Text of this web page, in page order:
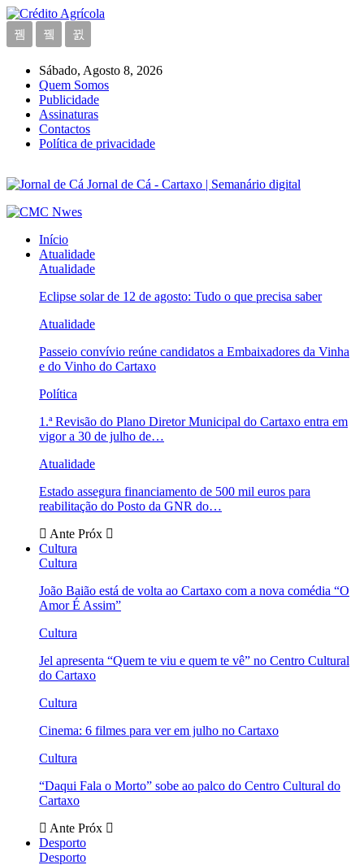
Sábado, Agosto 8, 2026
Quem Somos
Publicidade
Assinaturas
Contactos
Política de privacidade
Jornal de Cá - Cartaxo | Semanário digital
Início
Atualidade
Atualidade
Eclipse solar de 12 de agosto: Tudo o que precisa saber
Atualidade
Passeio convívio reúne candidatos a Embaixadores da Vinha
e do Vinho do Cartaxo
Política
1.ª Revisão do Plano Diretor Municipal do Cartaxo entra em
vigor a 30 de julho de…
Atualidade
Estado assegura financiamento de 500 mil euros para
reabilitação do Posto da GNR do…
Ante Próx
Cultura
Cultura
João Baião está de volta ao Cartaxo com a nova comédia “O
Amor É Assim”
Cultura
Jel apresenta “Quem te viu e quem te vê” no Centro Cultural
do Cartaxo
Cultura
Cinema: 6 filmes para ver em julho no Cartaxo
Cultura
“Daqui Fala o Morto” sobe ao palco do Centro Cultural do
Cartaxo
Ante Próx
Desporto
Desporto